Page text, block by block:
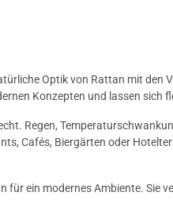
Optik von Rattan mit den
Konzepten und lassen sich
Regen,
Cafés, Biergärten oder
für ein modernes Ambiente. Sie